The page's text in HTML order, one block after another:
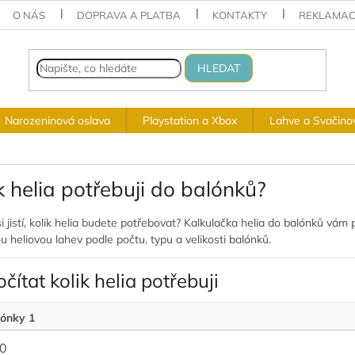
O NÁS DOPRAVA A PLATBA KONTAKTY
HLEDAT
Narozeninová oslava Playstation a Xbox Lahve a
helia potřebuji do balónků?
jistí, kolik helia budete potřebovat? Kalkulačka helia do balónků vám
heliovou lahev podle počtu, typu a velikosti balónků.
kolik helia potřebuji
1